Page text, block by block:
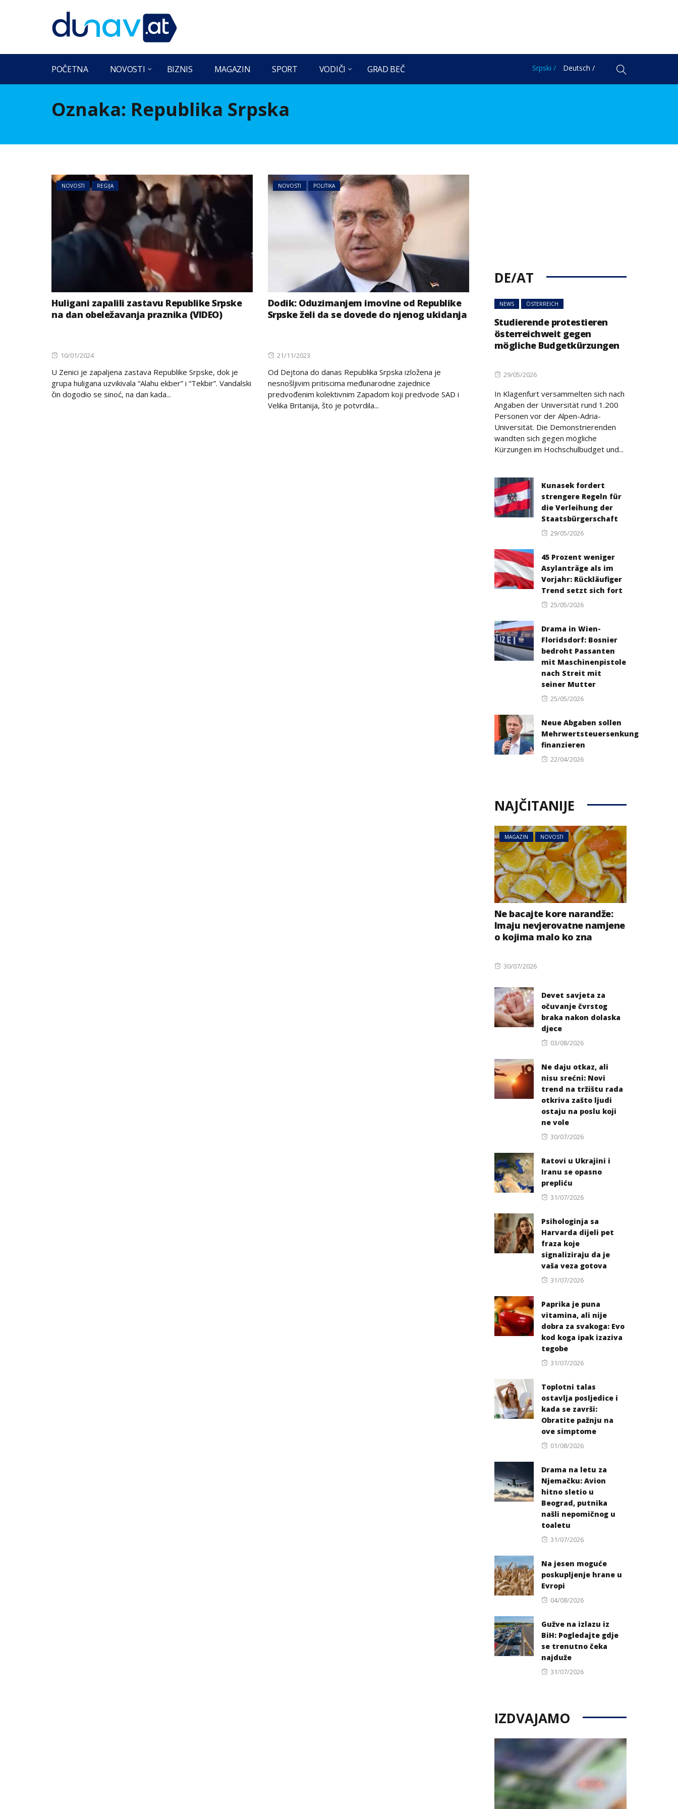
POČETNA NOVOSTI BIZNIS MAGAZIN SPORT VODIČI GRAD BEČ Srpski / Deutsch /
Oznaka: Republika Srpska
NOVOSTI REGIJA
Huligani zapalili zastavu Republike Srpske
na dan obeležavanja praznika (VIDEO)
Posted
10/01/2024
U Zenici je zapaljena zastava Republike Srpske, dok je
grupa huligana uzvikivala “Alahu ekber” i “Tekbir”. Vandalski
čin dogodio se sinoć, na dan kada...
NOVOSTI POLITIKA
Dodik: Oduzimanjem imovine od Republike
Srpske želi da se dovede do njenog ukidanja
Posted
21/11/2023
Od Dejtona do danas Republika Srpska izložena je
nesnošljivim pritiscima međunarodne zajednice
predvođenim kolektivnim Zapadom koji predvode SAD i
Velika Britanija, što je potvrdila...
DE/AT
NEWS ÖSTERREICH
Studierende protestieren
österreichweit gegen
mögliche Budgetkürzungen
Posted
29/05/2026
In Klagenfurt versammelten sich nach
Angaben der Universität rund 1.200
Personen vor der Alpen-Adria-
Universität. Die Demonstrierenden
wandten sich gegen mögliche
Kürzungen im Hochschulbudget und...
Kunasek fordert
strengere Regeln für
die Verleihung der
Staatsbürgerschaft
Posted
29/05/2026
45 Prozent weniger
Asylanträge als im
Vorjahr: Rückläufiger
Trend setzt sich fort
Posted
25/05/2026
Drama in Wien-
Floridsdorf: Bosnier
bedroht Passanten
mit Maschinenpistole
nach Streit mit
seiner Mutter
Posted
25/05/2026
Neue Abgaben sollen
Mehrwertsteuersenkung
finanzieren
Posted
22/04/2026
NAJČITANIJE
MAGAZIN NOVOSTI
Ne bacajte kore narandže:
Imaju nevjerovatne namjene
o kojima malo ko zna
Posted
30/07/2026
Devet savjeta za
očuvanje čvrstog
braka nakon dolaska
djece
Posted
03/08/2026
Ne daju otkaz, ali
nisu srećni: Novi
trend na tržištu rada
otkriva zašto ljudi
ostaju na poslu koji
ne vole
Posted
30/07/2026
Ratovi u Ukrajini i
Iranu se opasno
prepliću
Posted
31/07/2026
Psihologinja sa
Harvarda dijeli pet
fraza koje
signaliziraju da je
vaša veza gotova
Posted
31/07/2026
Paprika je puna
vitamina, ali nije
dobra za svakoga: Evo
kod koga ipak izaziva
tegobe
Posted
31/07/2026
Toplotni talas
ostavlja posljedice i
kada se završi:
Obratite pažnju na
ove simptome
Posted
01/08/2026
Drama na letu za
Njemačku: Avion
hitno sletio u
Beograd, putnika
našli nepomičnog u
toaletu
Posted
31/07/2026
Na jesen moguće
poskupljenje hrane u
Evropi
Posted
04/08/2026
Gužve na izlazu iz
BiH: Pogledajte gdje
se trenutno čeka
najduže
Posted
31/07/2026
IZDVAJAMO